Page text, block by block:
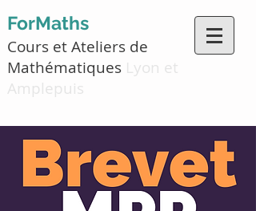
ForMaths
Cours et Ateliers de
Mathématiques Lyon et
Amplepuis